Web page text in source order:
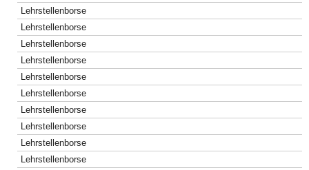
Lehrstellenborse
Lehrstellenborse
Lehrstellenborse
Lehrstellenborse
Lehrstellenborse
Lehrstellenborse
Lehrstellenborse
Lehrstellenborse
Lehrstellenborse
Lehrstellenborse